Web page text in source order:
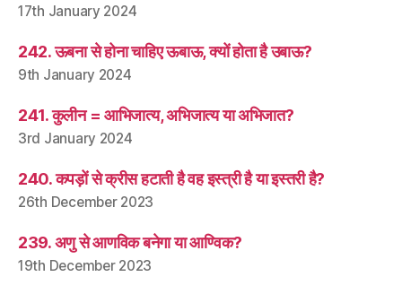
17th January 2024
242. ऊबना से होना चाहिए ऊबाऊ, क्यों होता है उबाऊ?
9th January 2024
241. कुलीन = आभिजात्य, अभिजात्य या अभिजात?
3rd January 2024
240. कपड़ों से क्रीस हटाती है वह इस्त्री है या इस्तरी है?
26th December 2023
239. अणु से आणविक बनेगा या आण्विक?
19th December 2023